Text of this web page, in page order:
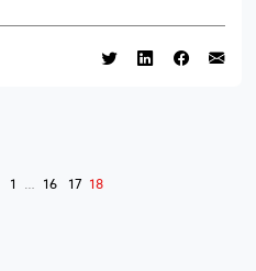
1 … 16 17 18